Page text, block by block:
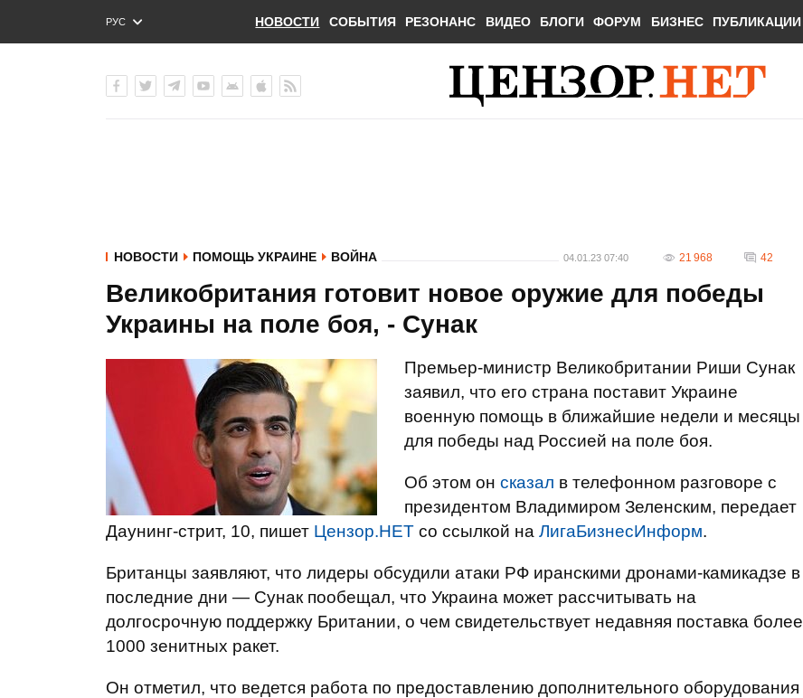
РУС
ENG
НОВОСТИ СОБЫТИЯ РЕЗОНАНС ВИДЕО БЛОГИ ФОРУМ БИЗНЕС ПУБЛИКАЦИИ
НОВОСТИ ПОМОЩЬ УКРАИНЕ ВОЙНА 04.01.23 07:40 21 968 42
Великобритания готовит новое оружие для победы
Украины на поле боя, - Сунак
Премьер-министр Великобритании Риши Сунак
заявил, что его страна поставит Украине
военную помощь в ближайшие недели и месяцы
для победы над Россией на поле боя.
Об этом он сказал в телефонном разговоре с
президентом Владимиром Зеленским, передает
Даунинг-стрит, 10, пишет Цензор.НЕТ со ссылкой на ЛигаБизнесИнформ.
Британцы заявляют, что лидеры обсудили атаки РФ иранскими дронами-камикадзе в
последние дни — Сунак пообещал, что Украина может рассчитывать на
долгосрочную поддержку Британии, о чем свидетельствует недавняя поставка более
1000 зенитных ракет.
Он отметил, что ведется работа по предоставлению дополнительного оборудования